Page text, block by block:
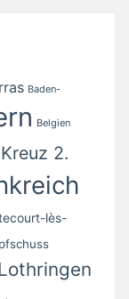
Baden-
Belgien
2.
lès-